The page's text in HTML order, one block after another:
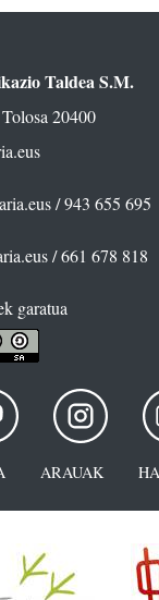
Taldea S.M.
20400
/ 943 655 695
/ 661 678 818
garatua
ARAUAK